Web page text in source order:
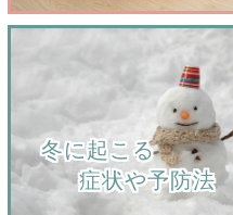
    冬に起こる
         症状や予防法